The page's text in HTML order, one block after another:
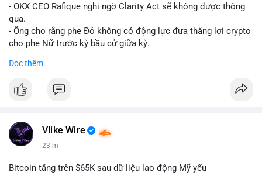
- OKX CEO Rafique nghi ngờ Clarity Act sẽ không được thông
qua.
- Ông cho rằng phe Đỏ không có động lực đưa thắng lợi crypto
cho phe Nữ trước kỳ bầu cử giữa kỳ.
hỗ trợ pháp lý.
$btc
Đọc thêm
Vlike Wire
23 m
Bitcoin tăng trên $65K sau dữ liệu lao động Mỹ yếu